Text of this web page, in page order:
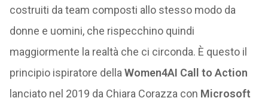
costruiti da team composti allo stesso modo da
donne e uomini, che rispecchino quindi
maggiormente la realtà che ci circonda. È questo il
principio ispiratore della Women4AI Call to Action
lanciato nel 2019 da Chiara Corazza con Microsoft